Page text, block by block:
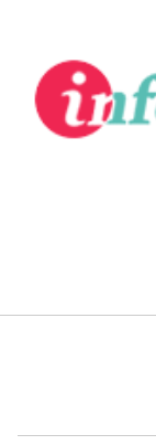
contenu